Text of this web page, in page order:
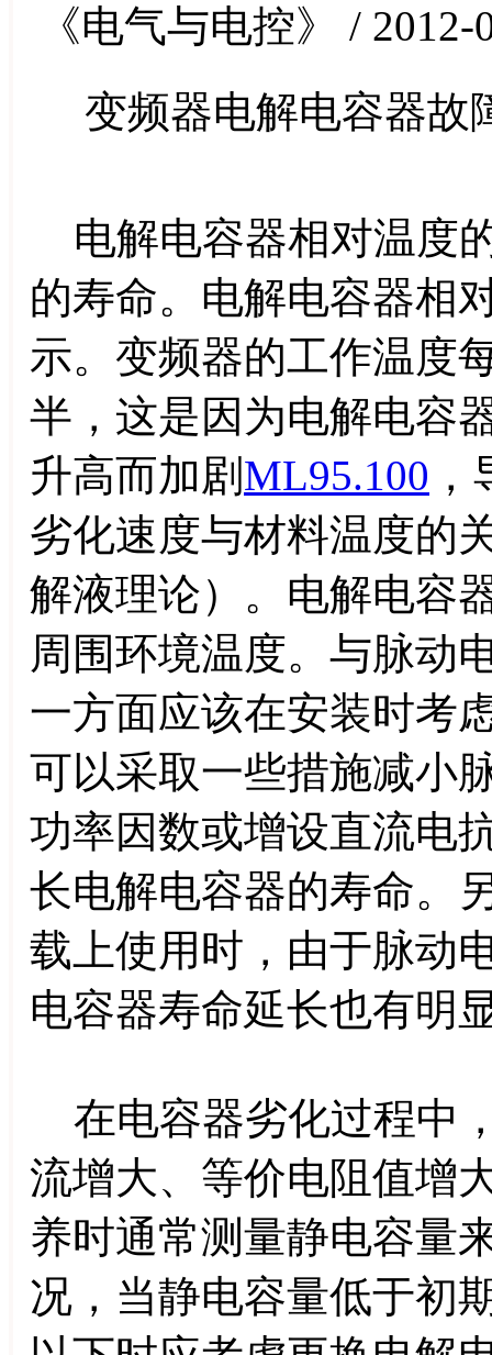
《电气与电控》 / 2012-
变频器电解电容器故
电解电容器相对温度
的寿命。电解电容器相
示。变频器的工作温度
半，这是因为电解电容
升高而加剧 ML95.100
劣化速度与材料温度的
解液理论）。电解电容
周围环境温度。与脉动
一方面应该在安装时考
可以采取一些措施减小
功率因数或增设直流电
长电解电容器的寿命。
载上使用时，由于脉动
电容器寿命延长也有明
在电容器劣化过程中
流增大、等价电阻值增
养时通常测量静电容量
况，当静电容量低于初